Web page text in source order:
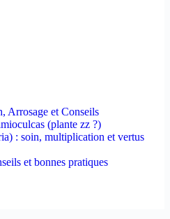
Arrosage et Conseils
(plante zz ?)
: soin, multiplication et vertus
et bonnes pratiques